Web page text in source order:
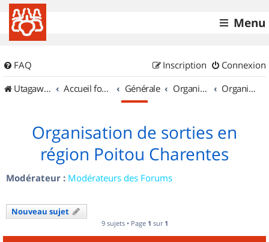
Menu
FAQ Connexion
Inscription
UtagawaVTT (Randos VTT et VTTAE avec traces GPS)
Accueil forum Générale Organisation de sorties & Recherche de partenaires Organisation de sorties en région Poitou Charentes
Organisation de sorties en
région Poitou Charentes
Modérateur : Modérateurs des Forums
Nouveau sujet
9 sujets • Page 1 sur 1